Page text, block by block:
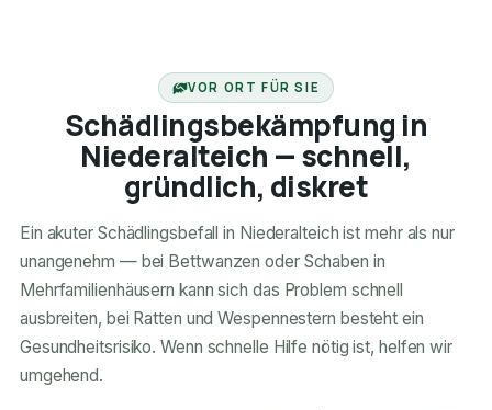
VOR ORT FÜR SIE
Schädlingsbekämpfung in
Niederalteich — schnell,
gründlich, diskret
Ein akuter Schädlingsbefall in Niederalteich ist mehr als nur
unangenehm — bei Bettwanzen oder Schaben in
Mehrfamilienhäusern kann sich das Problem schnell
ausbreiten, bei Ratten und Wespennestern besteht ein
Gesundheitsrisiko. Wenn schnelle Hilfe nötig ist, helfen wir
umgehend.